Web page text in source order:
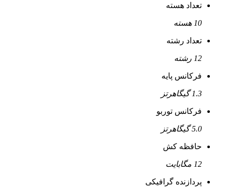
تعداد هسته
10 هسته
تعداد رشته
12 رشته
فرکانس پایه
1.3 گیگاهرتز
فرکانس توربو
5.0 گیگاهرتز
حافظه کش
12 مگابایت
پردازنده گرافیکی